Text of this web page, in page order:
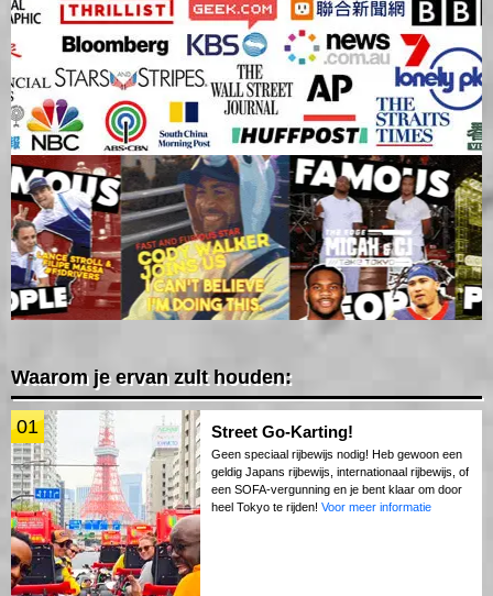
Waarom je ervan zult houden:
01 Street Go-Karting!
Geen speciaal rijbewijs nodig! Heb gewoon een
geldig Japans rijbewijs, internationaal rijbewijs, of
een SOFA-vergunning en je bent klaar om door
heel Tokyo te rijden! Voor meer informatie